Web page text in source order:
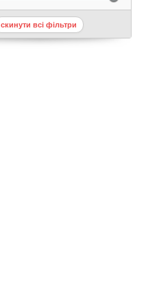
скинути всі фільтри